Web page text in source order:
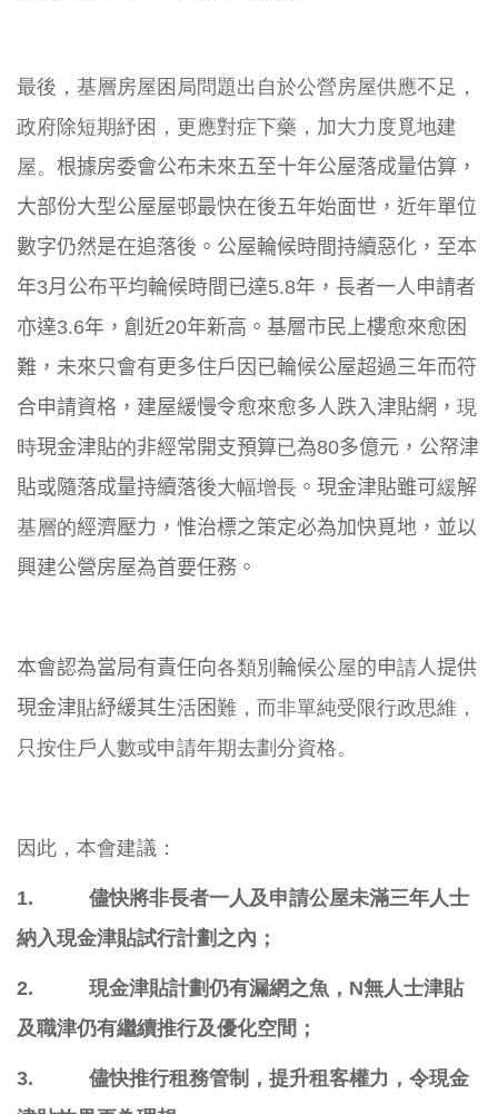
最後，基層房屋困局問題出自於公營房屋供應不足，
政府除短期紓困，更應對症下藥，加大力度覓地建
屋。 根據房委會公布未來五至十年公屋落成量估算，
大部份大型公屋屋邨最快在後五年始面世，近年單位
數字仍然是在追落後。公屋輪候時間持續惡化，至本
年3月公布平均輪候時間已達5.8年，長者一人申請者
亦達3.6年，創近20年新高。 基層市民上樓愈來愈困
難， 未來只會有更多住戶因已輪候公屋超過三年而符
合申請資格， 建屋緩慢令愈來愈多人跌入津貼網， 現
時現金津貼的非經常開支預算已為80多億元，公帑津
貼或隨落成量持續落後大幅增長 。 現金津貼雖可 緩解
基層的經濟壓力，惟治標之策定必為加快覓地， 並以
興建公營房屋為首要任務。
本會認為當局有責任向各類別 輪候公屋的申請人提供
現金津貼紓緩其生活困難，而非單純受限行政思維，
只按住戶人數或申請年期去劃分資格。
因此，本會建議：
1. 儘快將非長者一人及申請公屋未滿三年人士
納入現金津貼試行計劃之內；
2. 現金津貼計劃仍有漏網之魚， N無人士津貼
及職津仍有繼續推行及優化空間；
3. 儘快推行租務管制，提升租客權力，令現金